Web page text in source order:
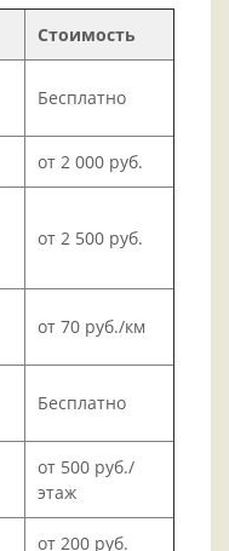
Стоимость
Бесплатно
от 2 000 руб.
от 2 500 руб.
от 70 руб./км
Бесплатно
от 500 руб./
этаж
от 200 руб.